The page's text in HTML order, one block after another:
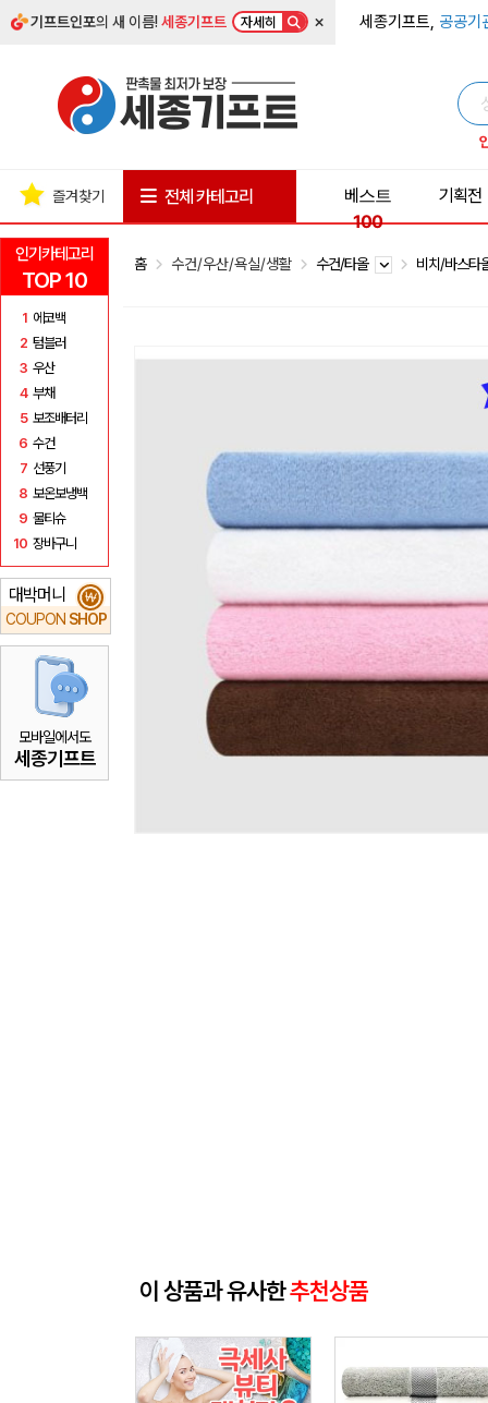
기프트인포의 새 이름!세종기프트 자세히 × 세종기프트, 공공기
인기카테고리
TOP 10
1 에코백
2 텀블러
3 우산
4 부채
5 보조배터리
6 수건
7 선풍기
8 보온보냉백
9 물티슈
10 장바구니
대박머니
COUPON SHOP
₩
모바일에서도
세종기프트
즐겨찾기 전체 카테고리
베스트
100
기획전
홈 수건/우산/욕실/생활 수건/타올 비치/바스
이 상품과 유사한추천상품